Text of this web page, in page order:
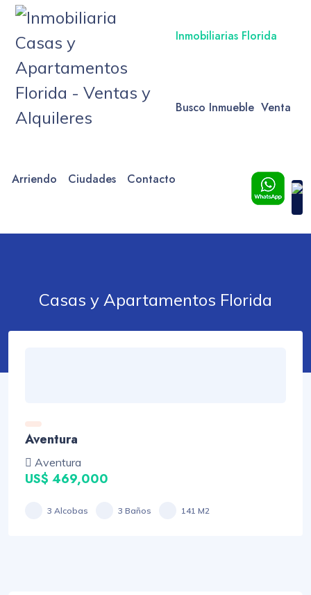
Inmobiliarias Florida
Busco Inmueble Venta
Arriendo Ciudades Contacto
Casas y Apartamentos Florida
Aventura
Aventura
US$ 469,000
3 Alcobas 3 Baños 141 M2